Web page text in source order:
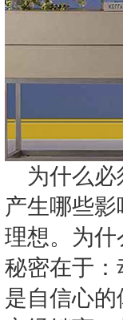
为什么
产生哪些
理想。为
秘密在于
是自信心